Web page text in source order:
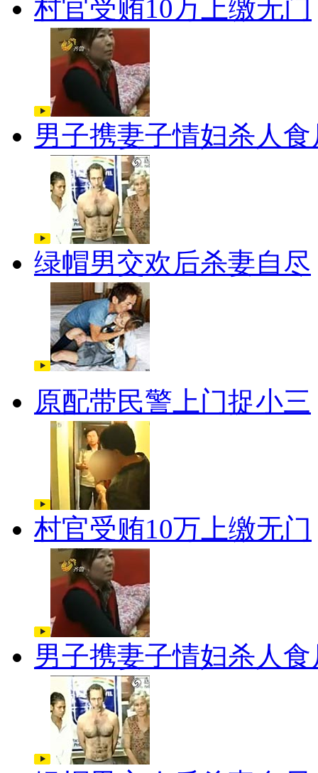
村官受贿10万上缴无门
男子携妻子情妇杀人食
绿帽男交欢后杀妻自尽
原配带民警上门捉小三
村官受贿10万上缴无门
男子携妻子情妇杀人食